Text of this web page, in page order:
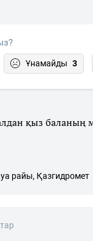
Ұнамайды 3
қыз баланың
райы, Қазгидромет